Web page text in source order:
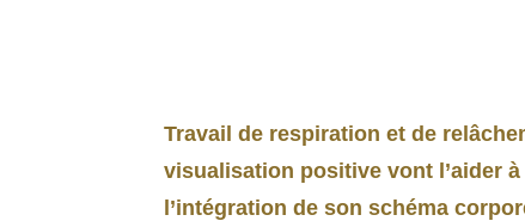
Travail de respiration et de
visualisation positive vont l’aider
l’intégration de son schéma